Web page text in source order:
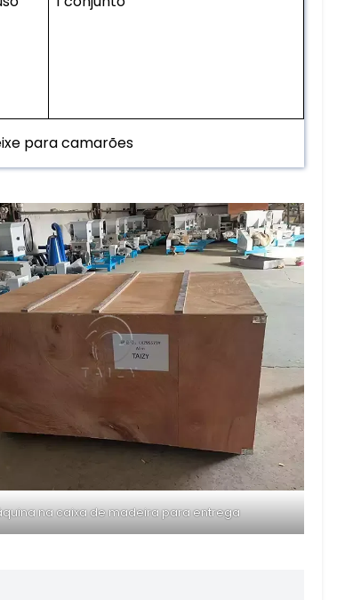
para camarões
na caixa de madeira para entrega